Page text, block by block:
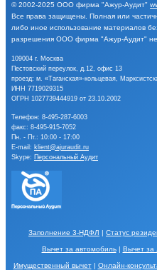
© 2002-2025 ООО фирма "Ажур-Аудит"
Все права защищены. Полная или
либо иное использование материалов
разрешения ООО фирма "Ажур-Аудит" не
109004 г. Москва
Пестовский переулок, д.12, офис 13
проезд: м. «Таганская»-кольцевая,
ИНН 7719029315
ОГРН 1027739444919 от 23.10.2002
Телефон: 8-495-287-6003
факс: 8-495-915-7052
Пн. - Пт.: 10:00 - 17:00
E-mail: klient@ajuraudit.ru
Skype: Персональный Аудит
Заполнение 3-НДФЛ | Статус
Вычет за автомобиль| Вычет за
Имущественный вычет| Онлайн-